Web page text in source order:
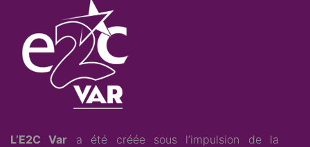
L’E2C Var a été créée sous l’impulsion de la